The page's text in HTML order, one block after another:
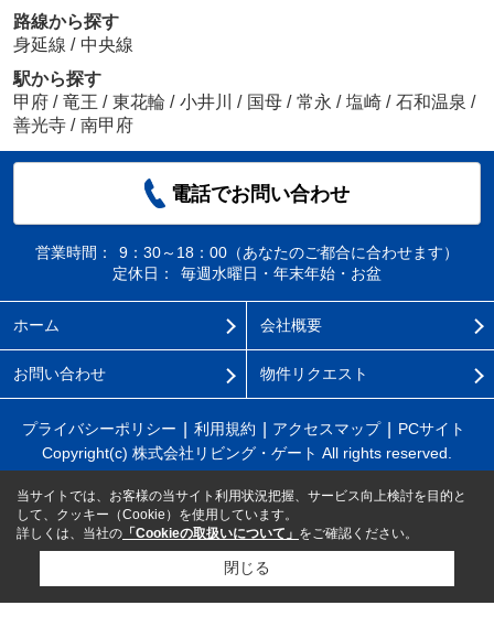
路線から探す
身延線 / 中央線
駅から探す
甲府 / 竜王 / 東花輪 / 小井川 / 国母 / 常永 / 塩崎 / 石和温泉 /
善光寺 / 南甲府
電話でお問い合わせ
営業時間：
9：30～18：00（あなたのご都合に合わせます）
定休日：
毎週水曜日・年末年始・お盆
ホーム 会社概要
お問い合わせ 物件リクエスト
プライバシーポリシー 利用規約 アクセスマップ
PCサイト
Copyright(c) 株式会社リビング・ゲート All rights reserved.
当サイトでは、お客様の当サイト利用状況把握、サービス向上検討を目的と
して、クッキー（Cookie）を使用しています。
詳しくは、当社の 「Cookieの取扱いについて」 をご確認ください。
閉じる